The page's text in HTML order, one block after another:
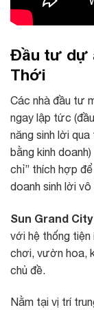
Đầu tư dự
Thới
Các nhà đầu tư
ngay lập tức
năng sinh lời
bằng kinh
chỉ” thích hợp
doanh sinh lời vô
Sun Grand
với hệ thống
chơi, vườn hoa,
chủ đề.
Nằm tại vị trí